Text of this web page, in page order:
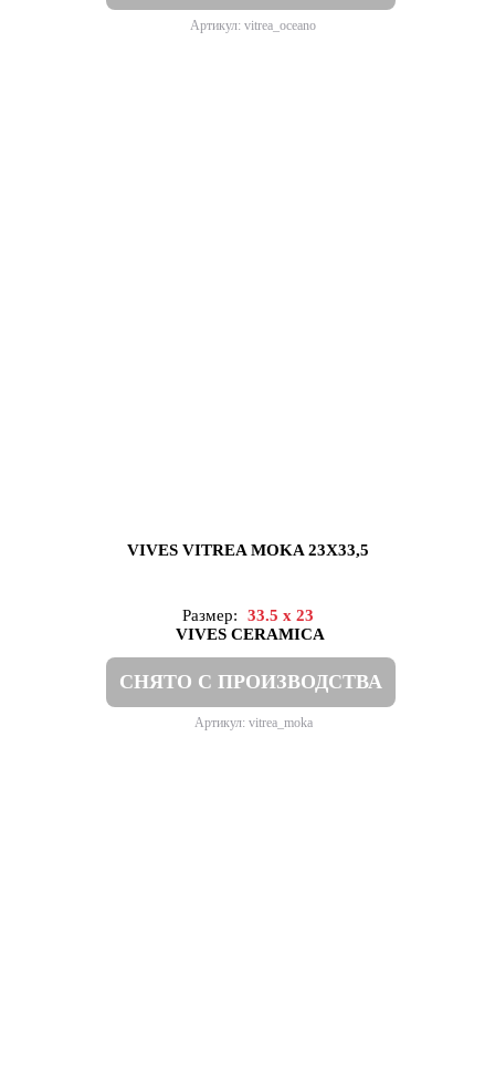
Артикул: vitrea_oceano
VIVES VITREA MOKA 23X33,5
Размер:
33.5 x 23
VIVES CERAMICA
СНЯТО С ПРОИЗВОДСТВА
Артикул: vitrea_moka